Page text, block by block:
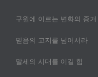
구원에 이르는 변화의 증거
믿음의 고지를 넘어서라
말세의 시대를 이길 힘